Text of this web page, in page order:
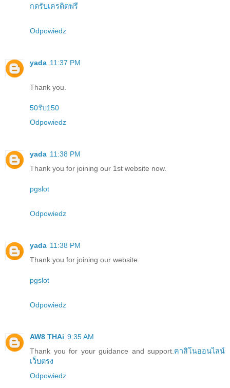
กดรับเครดิตฟรี
Odpowiedz
yada 11:37 PM
Thank you.
50รับ150
Odpowiedz
yada 11:38 PM
Thank you for joining our 1st website now.
pgslot
Odpowiedz
yada 11:38 PM
Thank you for joining our website.
pgslot
Odpowiedz
AW8 THAi 9:35 AM
Thank you for your guidance and support. คาสิโนออนไลน์
เว็บตรง
Odpowiedz